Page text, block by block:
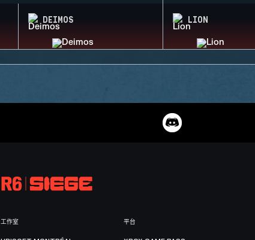
DEIMOS LION
工作室 平台